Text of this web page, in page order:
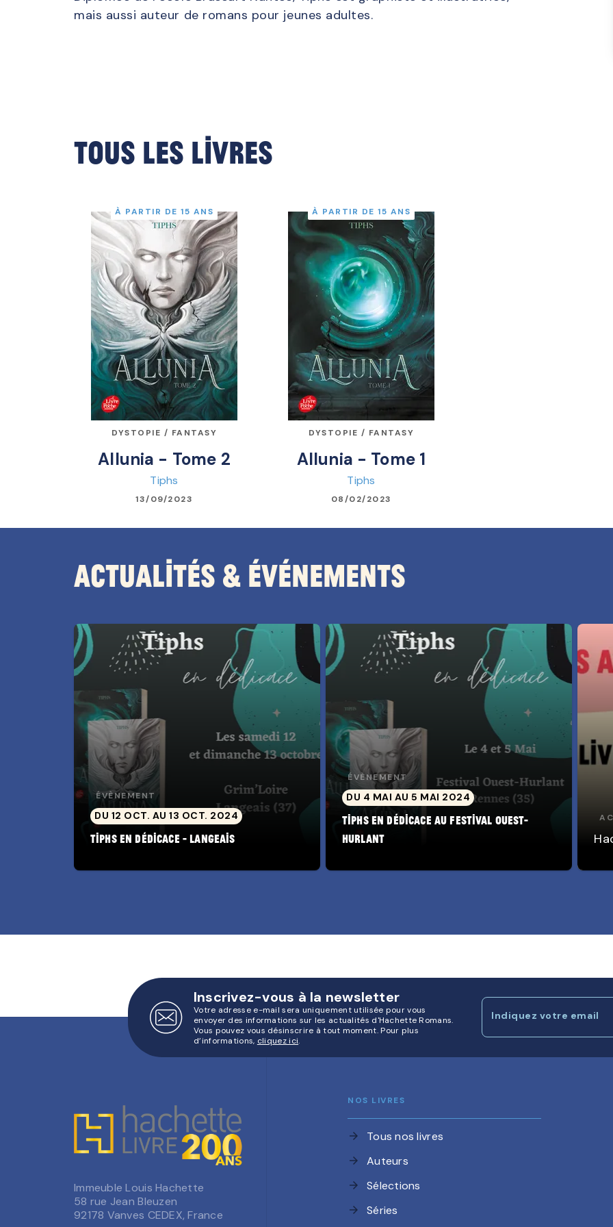
mais aussi auteur de romans pour jeunes adultes.
Tous les livres
À PARTIR DE 15 ANS
DYSTOPIE / FANTASY
Allunia - Tome 2
Tiphs
13/09/2023
À PARTIR DE 15 ANS
DYSTOPIE / FANTASY
Allunia - Tome 1
Tiphs
08/02/2023
Actualités & Événements
ÉVÈNEMENT
DU 12 OCT. AU 13 OCT. 2024
Tiphs en dédicace - Langeais
ÉVÈNEMENT
DU 4 MAI AU 5 MAI 2024
Tiphs en dédicace au Festival Ouest-
Hurlant
Inscrivez-vous à la newsletter
Votre adresse e-mail sera uniquement utilisée pour vous
envoyer des informations sur les actualités d'Hachette Romans.
Vous pouvez vous désinscrire à tout moment. Pour plus
d’informations, cliquez ici.
Indiquez votre email
Immeuble Louis Hachette
58 rue Jean Bleuzen
92178 Vanves CEDEX, France
NOS LIVRES
arrow_forward Tous nos livres
arrow_forward Auteurs
arrow_forward Sélections
arrow_forward Séries